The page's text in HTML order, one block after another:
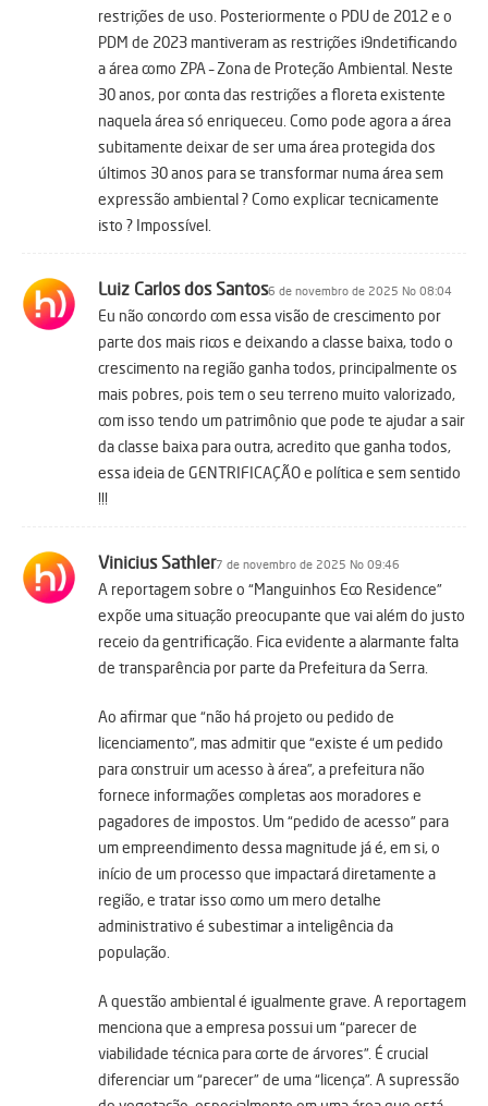
restrições de uso. Posteriormente o PDU de 2012 e o
PDM de 2023 mantiveram as restrições i9ndetificando
a área como ZPA – Zona de Proteção Ambiental. Neste
30 anos, por conta das restrições a floreta existente
naquela área só enriqueceu. Como pode agora a área
subitamente deixar de ser uma área protegida dos
últimos 30 anos para se transformar numa área sem
expressão ambiental ? Como explicar tecnicamente
isto ? Impossível.
Luiz Carlos dos Santos6 de novembro de 2025 No 08:04
Eu não concordo com essa visão de crescimento por
parte dos mais ricos e deixando a classe baixa, todo o
crescimento na região ganha todos, principalmente os
mais pobres, pois tem o seu terreno muito valorizado,
com isso tendo um patrimônio que pode te ajudar a sair
da classe baixa para outra, acredito que ganha todos,
essa ideia de GENTRIFICAÇÃO e política e sem sentido
!!!
Vinicius Sathler7 de novembro de 2025 No 09:46
A reportagem sobre o “Manguinhos Eco Residence”
expõe uma situação preocupante que vai além do justo
receio da gentrificação. Fica evidente a alarmante falta
de transparência por parte da Prefeitura da Serra.
Ao afirmar que “não há projeto ou pedido de
licenciamento”, mas admitir que “existe é um pedido
para construir um acesso à área”, a prefeitura não
fornece informações completas aos moradores e
pagadores de impostos. Um “pedido de acesso” para
um empreendimento dessa magnitude já é, em si, o
início de um processo que impactará diretamente a
região, e tratar isso como um mero detalhe
administrativo é subestimar a inteligência da
população.
A questão ambiental é igualmente grave. A reportagem
menciona que a empresa possui um “parecer de
viabilidade técnica para corte de árvores”. É crucial
diferenciar um “parecer” de uma “licença”. A supressão